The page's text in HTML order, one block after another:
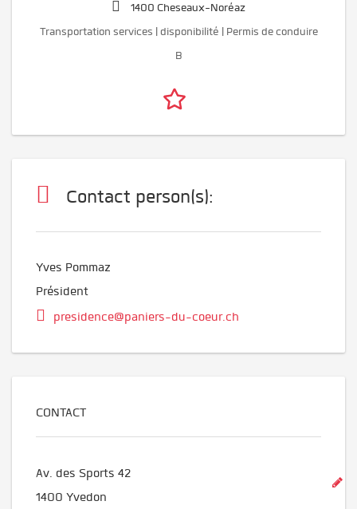
1400 Cheseaux-Noréaz
Transportation services | disponibilité | Permis de conduire
B
Contact person(s):
Yves Pommaz
Président
presidence@paniers-du-coeur.ch
CONTACT
Av. des Sports 42
1400 Yvedon